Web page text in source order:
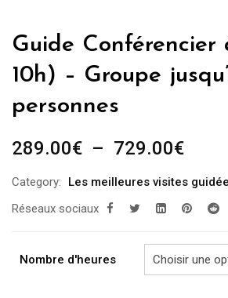
Guide Conférencier
10h) – Groupe
personnes
289.00€ – 729.00€Plage
prix :
Category:
Les meilleures visites
Réseaux sociaux
Nombre d'heures